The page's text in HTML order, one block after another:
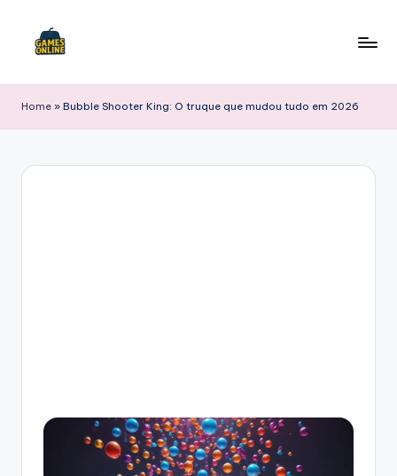
B
Home » Bubble Shooter King: O truque que mudou tudo em 2026